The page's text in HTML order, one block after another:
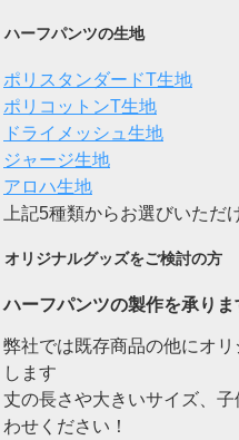
ハーフパンツの生地
ポリスタンダードT生地
ポリコットンT生地
ドライメッシュ生地
ジャージ生地
アロハ生地
上記5種類からお選びいただ
オリジナルグッズをご検討の方
ハーフパンツの製作を承りま
弊社では既存商品の他にオ
します
丈の長さや大きいサイズ、
わせください！